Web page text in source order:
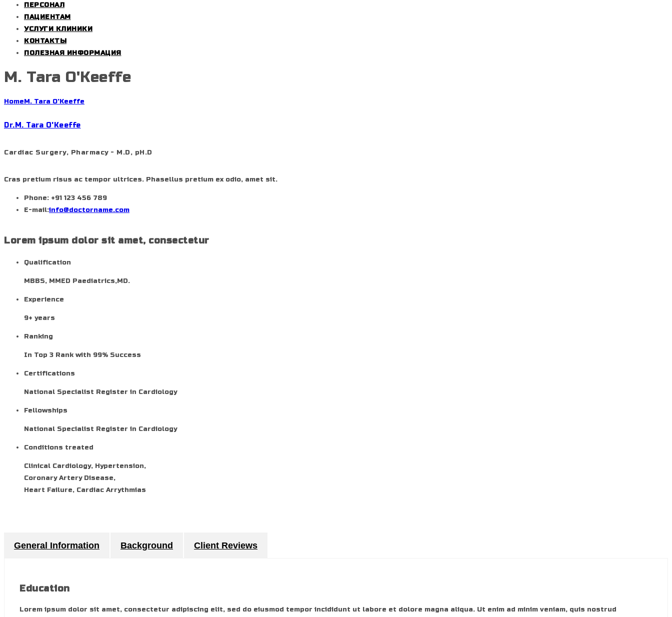
ПЕРСОНАЛ
ПАЦИЕНТАМ
УСЛУГИ КЛИНИКИ
КОНТАКТЫ
ПОЛЕЗНАЯ ИНФОРМАЦИЯ
M. Tara O'Keeffe
HomeM. Tara O'Keeffe
Dr.M. Tara O'Keeffe
Cardiac Surgery, Pharmacy - M.D, pH.D
Cras pretium risus ac tempor ultrices. Phasellus pretium ex odio, amet sit.
Phone: +91 123 456 789
E-mail:info@doctorname.com
Lorem ipsum dolor sit amet, consectetur
Qualification
MBBS, MMED Paediatrics,MD.
Experience
9+ years
Ranking
In Top 3 Rank with 99% Success
Certifications
National Specialist Register in Cardiology
Fellowships
National Specialist Register in Cardiology
Conditions treated
Clinical Cardiology, Hypertension,
Coronary Artery Disease,
Heart Failure, Cardiac Arrythmias
General Information Background Client Reviews
Education
Lorem ipsum dolor sit amet, consectetur adipiscing elit, sed do eiusmod tempor incididunt ut labore et dolore magna aliqua. Ut enim ad minim veniam, quis nostrud